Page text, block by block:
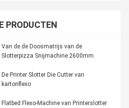
PRODUCTEN
Van de de Doosmatrijs van de
Slotterpizza Snijmachine 2600mm
De Printer Slotter Die Cutter van
kartonflexo
Flatbed Flexo-Machine van Printerslotter